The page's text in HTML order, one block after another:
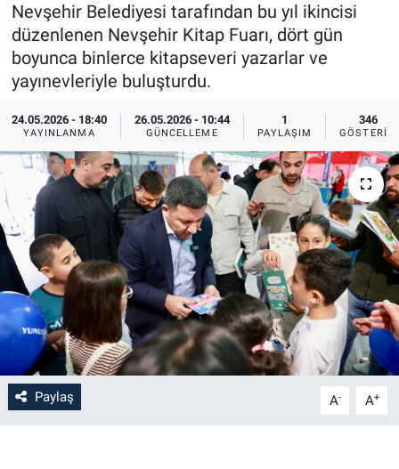
Nevşehir Belediyesi tarafından bu yıl ikincisi
düzenlenen Nevşehir Kitap Fuarı, dört gün
boyunca binlerce kitapseveri yazarlar ve
yayınevleriyle buluşturdu.
24.05.2026 - 18:40
YAYINLANMA
26.05.2026 - 10:44
GÜNCELLEME
1
PAYLAŞIM
346
GÖSTERIM
Paylaş A- A+
Sağlık
Yerel
Genel
Asayiş
İlan - Duyuru- Mesaj
Türkiye Gündemi
Sizden Gelenler
Yaşam
Sağlık
Eğitim
Kültür
3.Sayfa
Medya
İlan - Duyuru- Mesaj
Türkiye Gündemi
Sizden Gelenler